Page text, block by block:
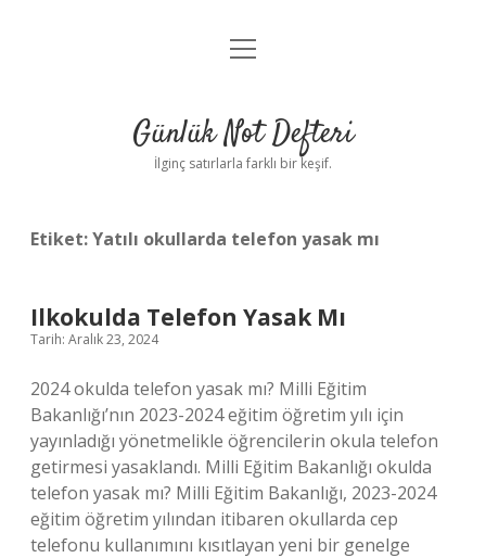
Anasayfa
Yasal Uyarı
menüyü
Günlük Not Defteri
İlginç satırlarla farklı bir keşif.
Etiket:Yatılı okullarda telefon yasak mı
Ilkokulda Telefon Yasak Mı
Tarih: Aralık 23, 2024
2024 okulda telefon yasak mı? Milli Eğitim
Bakanlığı’nın 2023-2024 eğitim öğretim yılı için
yayınladığı yönetmelikle öğrencilerin okula telefon
getirmesi yasaklandı. Milli Eğitim Bakanlığı okulda
telefon yasak mı? Milli Eğitim Bakanlığı, 2023-2024
eğitim öğretim yılından itibaren okullarda cep
telefonu kullanımını kısıtlayan yeni bir genelge